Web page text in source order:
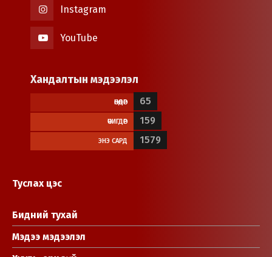
Instagram
YouTube
Хандалтын мэдээлэл
ӨНӨӨДӨР 65
ӨЧИГДӨР 159
ЭНЭ САРД 1579
Туслах цэс
Бидний тухай
Мэдээ мэдээлэл